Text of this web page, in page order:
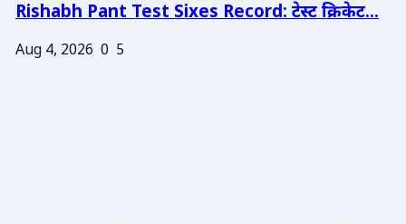
Rishabh Pant Test Sixes Record: टेस्ट क्रिकेट...
Aug 4, 2026 0 5